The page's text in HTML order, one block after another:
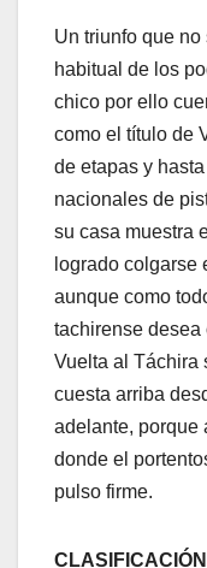
Un triunfo que
habitual de los
chico por ello
como el título de
de etapas y
nacionales de
su casa muestra
logrado colgarse
aunque como
tachirense desea
Vuelta al Táchira
cuesta arriba
adelante, porque
donde el
pulso firme.